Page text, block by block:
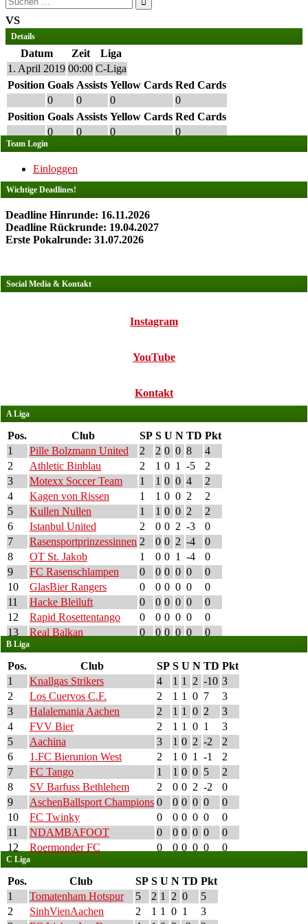
nach:
vs
Details
Datum Zeit
Liga
1. April 2019 00:00 C-Liga
Position Goals Assists Yellow Cards Red Cards
0
0 0
0
Position Goals Assists Yellow Cards Red Cards
0
0 0 0
Team Login
Einloggen
Wichtige Deadlines!
Deadline Hinrunde: 16.11.2026
Deadline Rückrunde: 19.04.2027
Erste Pokalrunde: 31.07.2026
Social Media & Kontakt
Instagram
YouTube
Kontakt
A Liga
Pos. Club SP S U N TD Pkt
1
Pille Bolzmann United 2 2 0 0 8
4
2
Athletic Binblau 2 1 0 1 -5
2
3
Motexx Soccer Team 1 1 0 0 4
2
4
Kagen von Rissen 1 1 0 0 2
2
5
Kullen Nullen 1 1 0 0 2
2
6
Istanbul United 2 0 0 2 -3
0
7
Rasensportprinzessinnen 2 0 0 2 -4
0
8
OT St. Jakob 1 0 0 1 -4
0
9
FC Rasenschlampen 0 0 0 0 0
0
10
GlasBier Rangers 0 0 0 0 0
0
11
Hacke Bleiluft 0 0 0 0 0
0
12
Rapid Rosettentango 0 0 0 0 0
0
13
Real Balkan 0 0 0 0 0 0
B Liga
Pos. Club SP S U N TD Pkt
1
Knallgas Strikers 4 1 1 2 -10 3
2
Los Cuervos C.F. 2 1 1 0 7
3
3
Halalemania Aachen 2 1 1 0 2
3
4
FVV Bier 2 1 1 0 1
3
5
Aachina 3 1 0 2 -2
2
6
1.FC Bierunion West 2 1 0 1 -1
2
7
FC Tango 1 1 0 0 5
2
8
SV Barfuss Bethlehem 2 0 0 2 -2
0
9
AschenBallsport Champions 0 0 0 0 0
0
10
FC Twinky 0 0 0 0 0
0
11
NDAMBAFOOT 0 0 0 0 0
0
12
Roermonder FC 0 0 0 0 0 0
C Liga
Pos. Club SP S U N TD Pkt
1
Tomatenham Hotspur 5 2 1 2 0
5
2
SinhVienAachen 2 1 1 0 1
3